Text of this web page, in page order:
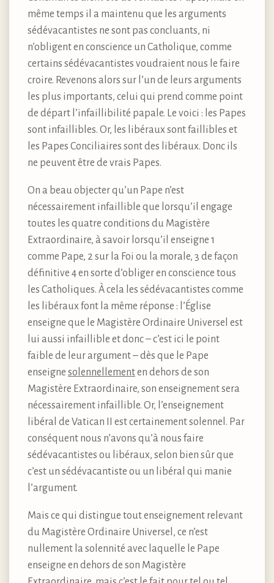
même temps il a maintenu que les arguments
sédévacantistes ne sont pas concluants, ni
n’obligent en conscience un Catholique, comme
certains sédévacantistes voudraient nous le faire
croire. Revenons alors sur l’un de leurs arguments
les plus importants, celui qui prend comme point
de départ l’infaillibilité papale. Le voici : les Papes
sont infaillibles. Or, les libéraux sont faillibles et
les Papes Conciliaires sont des libéraux. Donc ils
ne peuvent être de vrais Papes.
On a beau objecter qu’un Pape n’est
nécessairement infaillible que lorsqu’il engage
toutes les quatre conditions du Magistère
Extraordinaire, à savoir lorsqu’il enseigne 1
comme Pape, 2 sur la Foi ou la morale, 3 de façon
définitive 4 en sorte d’obliger en conscience tous
les Catholiques. À cela les sédévacantistes comme
les libéraux font la même réponse : l’Église
enseigne que le Magistère Ordinaire Universel est
lui aussi infaillible et donc – c’est ici le point
faible de leur argument – dès que le Pape
enseigne solennellementen dehors de son
Magistère Extraordinaire, son enseignement sera
nécessairement infaillible. Or, l’enseignement
libéral de Vatican II est certainement solennel. Par
conséquent nous n’avons qu’à nous faire
sédévacantistes ou libéraux, selon bien sûr que
c’est un sédévacantiste ou un libéral qui manie
l’argument.
Mais ce qui distingue tout enseignement relevant
du Magistère Ordinaire Universel, ce n’est
nullement la solennité avec laquelle le Pape
enseigne en dehors de son Magistère